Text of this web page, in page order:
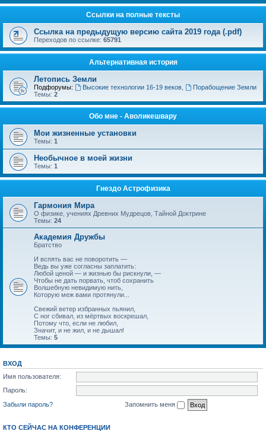
Ссылки на полные тексты
Ссылка на предыдущую версию сайта 2019 года (.pdf)
Переходов по ссылке: 65791
Альтернативная история
Летопись Земли
Подфорумы: Высокие технологии 16-19 веков,
Порабощение Земли
Темы: 2
Обо мне - Аволикешвару
Мои жизненные установки
Темы: 1
Необычное в моей жизни
Темы: 1
Гнездо Астрофизика
Гармония Мира
О физике, учениях Древних Мудрецов, Тайной Доктрине
Темы: 24
Академия Дружбы
Братство
И вспять вас не поворотить —
Ведь вы уже согласны заплатить:
Любой ценой — и жизнью бы рискнули, —
Чтобы не дать порвать, чтоб сохранить
Волшебную невидимую нить,
Которую меж вами протянули...
Свежий ветер избранных пьянил,
С ног сбивал, из мёртвых воскрешал,
Потому что, если не любил,
Значит, и не жил, и не дышал!
Темы: 5
ВХОД
Имя пользователя:
Пароль:
Забыли пароль?
Запомнить меня
КТО СЕЙЧАС НА КОНФЕРЕНЦИИ